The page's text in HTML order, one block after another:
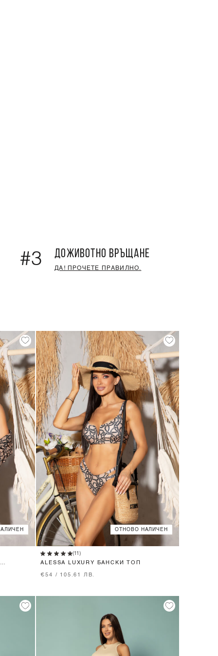
#3 ДОЖИВОТНО ВРЪЩАНЕ
ДА! ПРОЧЕТЕ ПРАВИЛНО.
ОТНОВО НАЛИЧЕН
XS M
(11)
ALESSA LUXURY БАНСКИ ТОП
€54 / 105.61 ЛВ.